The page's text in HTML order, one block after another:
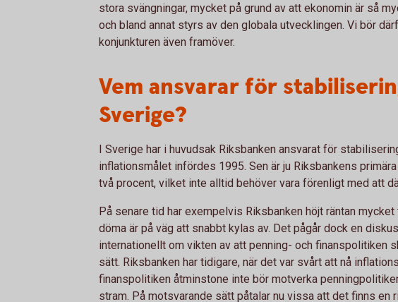
stora svängningar, mycket på grund av att ekonomin är så
och bland annat styrs av den globala utvecklingen. Vi bör
konjunkturen även framöver.
Vem ansvarar för
Sverige?
I Sverige har i huvudsak Riksbanken ansvarat för
inflationsmålet infördes 1995. Sen är ju Riksbankens
två procent, vilket inte alltid behöver vara förenligt med att
På senare tid har exempelvis Riksbanken höjt räntan
döma är på väg att snabbt kylas av. Det pågår dock en
internationellt om vikten av att penning- och finanspolitiken
sätt. Riksbanken har tidigare, när det var svårt att nå
finanspolitiken åtminstone inte bör motverka
stram. På motsvarande sätt påtalar nu vissa att det finns en